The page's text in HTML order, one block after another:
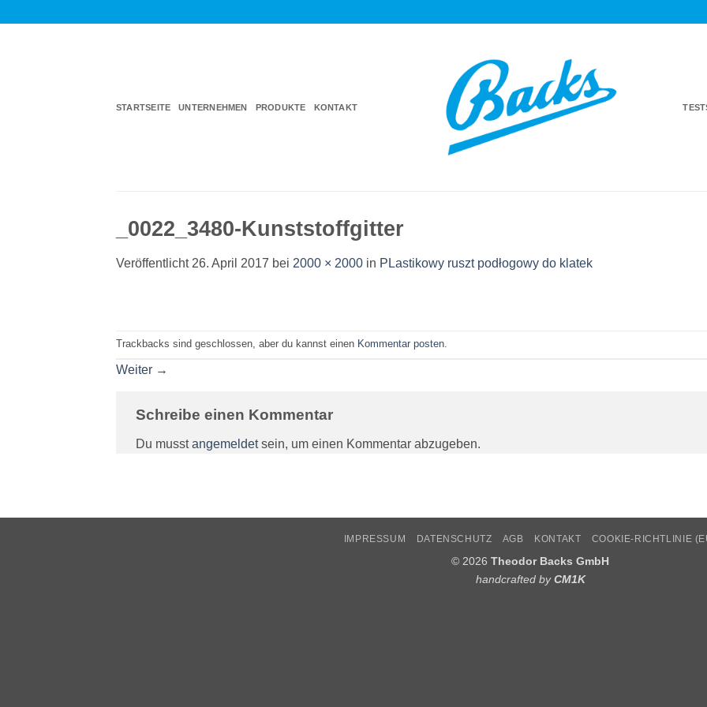
STARTSEITE UNTERNEHMEN PRODUKTE KONTAKT
_0022_3480-Kunststoffgitter
Veröffentlicht 26. April 2017 bei 2000 × 2000 in PLastikowy ruszt podłogowy do klatek
Trackbacks sind geschlossen, aber du kannst einen Kommentar posten
Weiter →
Schreibe einen Kommentar
Du musstangemeldetsein, um einen Kommentar abzugeben.
IMPRESSUM DATENSCHUTZ AGB KONTAKT COOKIE-RICHTLINIE
© 2026 Theodor Backs GmbH
handcrafted byCM1K